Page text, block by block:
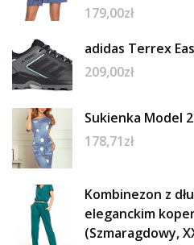
179,00zł
adidas Terrex
209,00zł
Sukienka Model
178,71zł
Kombinezon z
eleganckim
(Szmaragdowy,